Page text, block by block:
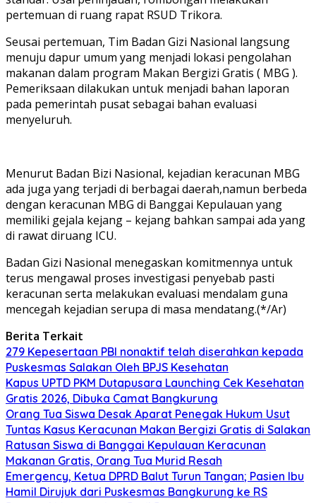
pertemuan di ruang rapat RSUD Trikora.
Seusai pertemuan, Tim Badan Gizi Nasional langsung
menuju dapur umum yang menjadi lokasi pengolahan
makanan dalam program Makan Bergizi Gratis ( MBG ).
Pemeriksaan dilakukan untuk menjadi bahan laporan
pada pemerintah pusat sebagai bahan evaluasi
menyeluruh.
Menurut Badan Bizi Nasional, kejadian keracunan MBG
ada juga yang terjadi di berbagai daerah,namun berbeda
dengan keracunan MBG di Banggai Kepulauan yang
memiliki gejala kejang – kejang bahkan sampai ada yang
di rawat diruang ICU.
Badan Gizi Nasional menegaskan komitmennya untuk
terus mengawal proses investigasi penyebab pasti
keracunan serta melakukan evaluasi mendalam guna
mencegah kejadian serupa di masa mendatang.(*/Ar)
Berita Terkait
279 Kepesertaan PBI nonaktif telah diserahkan kepada
Puskesmas Salakan Oleh BPJS Kesehatan
Kapus UPTD PKM Dutapusara Launching Cek Kesehatan
Gratis 2026, Dibuka Camat Bangkurung
Orang Tua Siswa Desak Aparat Penegak Hukum Usut
Tuntas Kasus Keracunan Makan Bergizi Gratis di Salakan
Ratusan Siswa di Banggai Kepulauan Keracunan
Makanan Gratis, Orang Tua Murid Resah
Emergency, Ketua DPRD Balut Turun Tangan; Pasien Ibu
Hamil Dirujuk dari Puskesmas Bangkurung ke RS